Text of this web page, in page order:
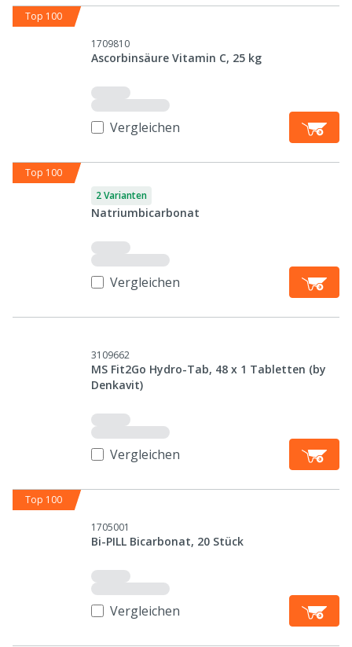
Top 100
1709810
Ascorbinsäure Vitamin C, 25 kg
Vergleichen
Top 100
2 Varianten
Natriumbicarbonat
Vergleichen
3109662
MS Fit2Go Hydro-Tab, 48 x 1 Tabletten (by
Denkavit)
Vergleichen
Top 100
1705001
Bi-PILL Bicarbonat, 20 Stück
Vergleichen